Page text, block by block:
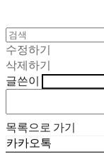
수정하기
삭제하기
글쓴이
목록으로 가기
카카오톡